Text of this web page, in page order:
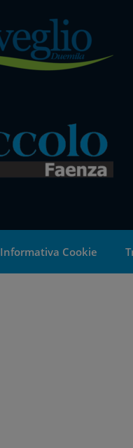
Informativa Cookie